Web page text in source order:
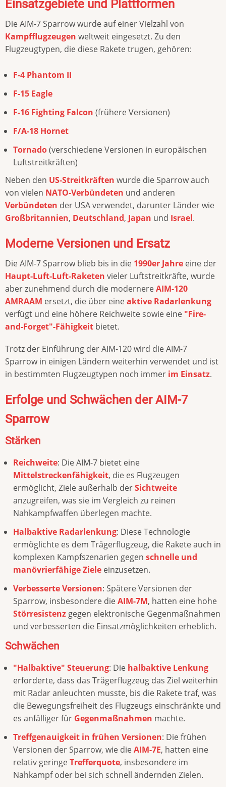
Einsatzgebiete und Plattformen
Die AIM-7 Sparrow wurde auf einer Vielzahl von
Kampfflugzeugen weltweit eingesetzt. Zu den
Flugzeugtypen, die diese Rakete trugen, gehören:
F-4 Phantom II
F-15 Eagle
F-16 Fighting Falcon (frühere Versionen)
F/A-18 Hornet
Tornado(verschiedene Versionen in europäischen
Luftstreitkräften)
Neben den US-Streitkräften wurde die Sparrow auch
von vielen NATO-Verbündeten und anderen
Verbündeten der USA verwendet, darunter Länder wie
Großbritannien, Deutschland, Japan und Israel.
Moderne Versionen und Ersatz
Die AIM-7 Sparrow blieb bis in die 1990er Jahre eine der
Haupt-Luft-Luft-Raketen vieler Luftstreitkräfte, wurde
aber zunehmend durch die modernereAIM-120
AMRAAM ersetzt, die über eineaktive Radarlenkung
verfügt und eine höhere Reichweite sowie eine "Fire-
and-Forget"-Fähigkeit bietet.
Trotz der Einführung der AIM-120 wird die AIM-7
Sparrow in einigen Ländern weiterhin verwendet und ist
in bestimmten Flugzeugtypen noch immer im Einsatz.
Erfolge und Schwächen der AIM-7
Sparrow
Stärken
Reichweite: Die AIM-7 bietet eine
Mittelstreckenfähigkeit, die es Flugzeugen
ermöglicht, Ziele außerhalb derSichtweite
anzugreifen, was sie im Vergleich zu reinen
Nahkampfwaffen überlegen machte.
Halbaktive Radarlenkung: Diese Technologie
ermöglichte es dem Trägerflugzeug, die Rakete auch in
komplexen Kampfszenarien gegen schnelle und
manövrierfähige Ziele einzusetzen.
Verbesserte Versionen: Spätere Versionen der
Sparrow, insbesondere dieAIM-7M, hatten eine hohe
Störresistenz gegen elektronische Gegenmaßnahmen
und verbesserten die Einsatzmöglichkeiten erheblich.
Schwächen
"Halbaktive" Steuerung: Die halbaktive Lenkung
erforderte, dass das Trägerflugzeug das Ziel weiterhin
mit Radar anleuchten musste, bis die Rakete traf, was
die Bewegungsfreiheit des Flugzeugs einschränkte und
es anfälliger für Gegenmaßnahmen machte.
Treffgenauigkeit in frühen Versionen: Die frühen
Versionen der Sparrow, wie dieAIM-7E, hatten eine
relativ geringeTrefferquote, insbesondere im
Nahkampf oder bei sich schnell ändernden Zielen.